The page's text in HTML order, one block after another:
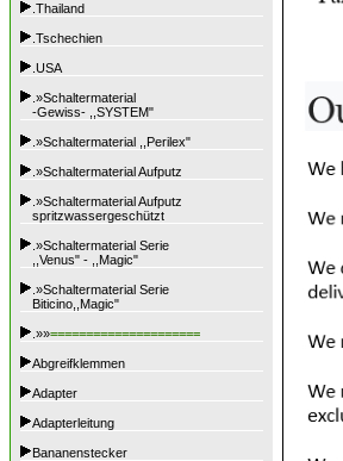
.Thailand
.Tschechien
.USA
.»Schaltermaterial
-Gewiss- ,,SYSTEM"
.»Schaltermaterial ,,Perilex"
.»Schaltermaterial Aufputz
.»Schaltermaterial Aufputz
spritzwassergeschützt
.»Schaltermaterial Serie
,,Venus" - ,,Magic"
.»Schaltermaterial Serie
Biticino,,Magic"
.»»=====================
Abgreifklemmen
Adapter
Adapterleitung
Bananenstecker